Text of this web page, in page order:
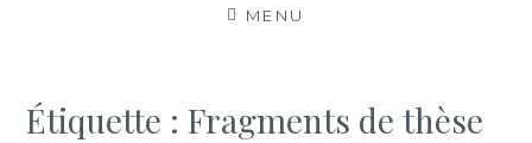
MENU
Étiquette :Fragments de thèse